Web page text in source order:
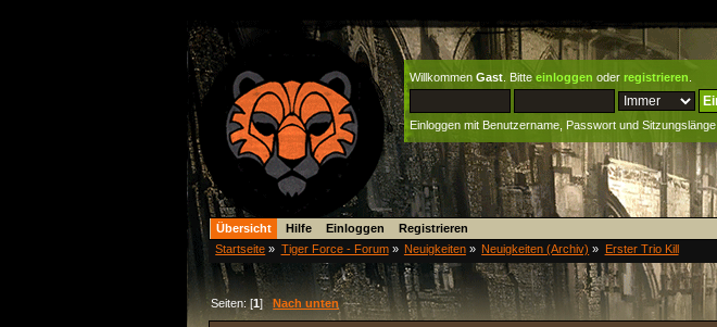
Willkommen Gast . Bitte einloggen oder registrieren
Einloggen mit Benutzername, Passwort und Sitzungslänge
Übersicht Hilfe Einloggen
Registrieren
Startseite » Tiger Force - Forum» Neuigkeiten» Neuigkeiten (Archiv) » Erster Trio Kill
Seiten: [1]Nach unten